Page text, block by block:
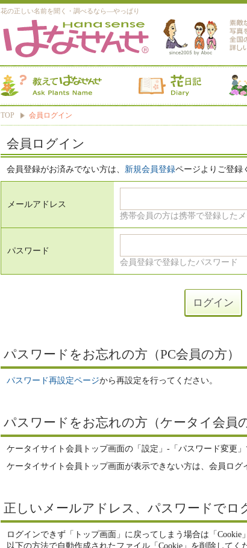
花の正しい名前を聞く・調べるなら―やっぱり
TOP 会員ログイン
会員ログイン
会員登録がお済みでない方は、 新規会員登録ページよりご登録
メールアドレス
携帯会員の方は携帯で登録した
パスワード
会員登録で登録したパスワード
パスワードをお忘れの方（PC会員の方）
パスワード再設定ページから再設定を行ってください。
パスワードをお忘れの方（ケータイ会員の
ケータイサイト会員トップ画面の「設定」-「パスワード変更
ケータイサイト会員トップ画面が表示できない方は、会員ロ
正しいメールアドレス、パスワードでロ
ログインできず「トップ画面」に戻ってしまう場合は「Cookie
以下の方法で自動作成されたファイル「Cookie」を削除してく